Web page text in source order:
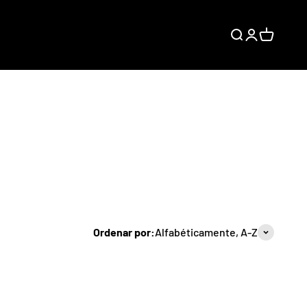
BuscarIniciar sesión
Carrito
Ordenar por:Alfabéticamente, A-Z